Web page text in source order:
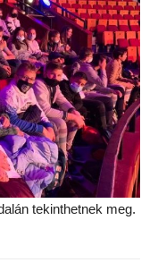
tekinthetnek meg.